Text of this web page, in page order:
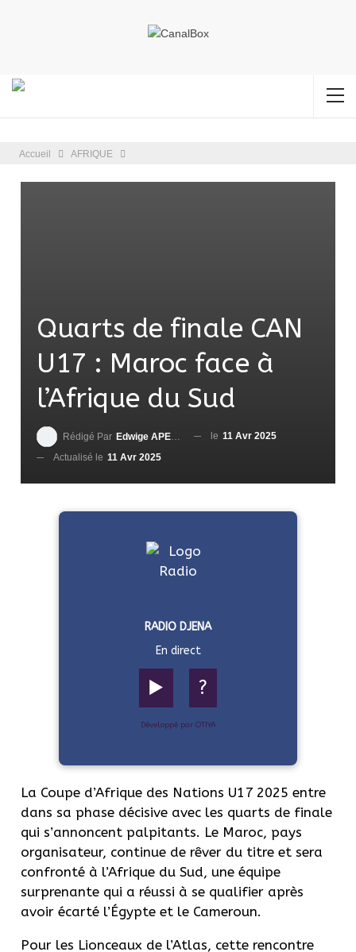
Accueil AFRIQUE
Quarts de finale CAN
U17 : Maroc face à
l’Afrique du Sud
Rédigé Par Edwige APEDO le 11 Avr 2025
Actualisé le 11 Avr 2025
RADIO DJENA
En direct
▶️ ?
Développé par OTIYA
La Coupe d’Afrique des Nations U17 2025 entre
dans sa phase décisive avec les quarts de finale
qui s’annoncent palpitants. Le Maroc, pays
organisateur, continue de rêver du titre et sera
confronté à l’Afrique du Sud, une équipe
surprenante qui a réussi à se qualifier après
avoir écarté l’Égypte et le Cameroun.
Pour les Lionceaux de l’Atlas, cette rencontre